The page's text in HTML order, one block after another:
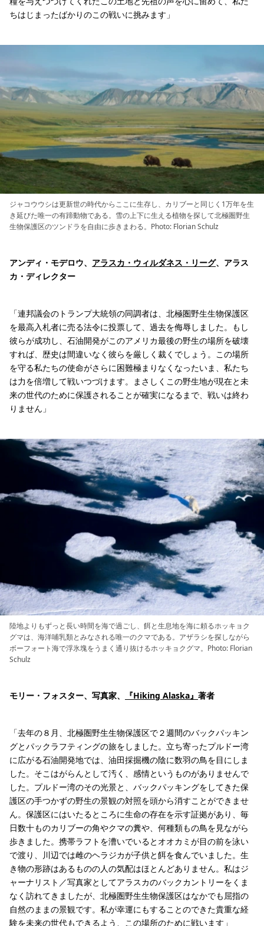
ちはじまったばかりのこの戦いに挑みます」
ジャコウウシは更新世の時代からここに生存し、カリブーと同じく1万年を生
き延びた唯一の有蹄動物である。雪の上下に生える植物を探して北極圏野生
生物保護区のツンドラを自由に歩きまわる。Photo: Florian Schulz
アンディ・モデロウ、 アラスカ・ウィルダネス・リーグ、アラス
カ・ディレクター
「連邦議会のトランプ大統領の同調者は、北極圏野生生物保護区
を最高入札者に売る法令に投票して、過去を侮辱しました。もし
彼らが成功し、石油開発がこのアメリカ最後の野生の場所を破壊
すれば、歴史は間違いなく彼らを厳しく裁くでしょう。この場所
を守る私たちの使命がさらに困難極まりなくなったいま、私たち
は力を倍増して戦いつづけます。まさしくこの野生地が現在と未
来の世代のために保護されることが確実になるまで、戦いは終わ
りません」
陸地よりもずっと長い時間を海で過ごし、餌と生息地を海に頼るホッキョク
グマは、海洋哺乳類とみなされる唯一のクマである。アザラシを探しながら
ボーフォート海で浮氷塊をうまく通り抜けるホッキョクグマ。Photo: Florian
Schulz
モリー・フォスター、写真家、 『Hiking Alaska』 著者
「去年の８月、北極圏野生生物保護区で２週間のバックパッキン
グとパックラフティングの旅をしました。立ち寄ったプルドー湾
に広がる石油開発地では、油田採掘機の陰に数羽の鳥を目にしま
した。そこはがらんとして汚く、感情というものがありませんで
した。プルドー湾のその光景と、バックパッキングをしてきた保
護区の手つかずの野生の景観の対照を頭から消すことができませ
ん。保護区にはいたるところに生命の存在を示す証拠があり、毎
日数十ものカリブーの角やクマの糞や、何種類もの鳥を見ながら
歩きました。携帯ラフトを漕いでいるとオオカミが目の前を泳い
で渡り、川辺では雌のヘラジカが子供と餌を食んでいました。生
き物の形跡はあるものの人の気配はほとんどありません。私はジ
ャーナリスト／写真家としてアラスカのバックカントリーをくま
なく訪れてきましたが、北極圏野生生物保護区はなかでも屈指の
自然のままの景観です。私が幸運にもすることのできた貴重な経
験を未来の世代もできるよう、この場所のために戦います」